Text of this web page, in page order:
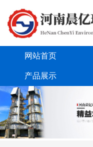
网站首页
产品展示